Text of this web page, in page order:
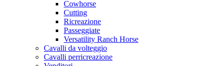
Cowhorse
Cutting
Ricreazione
Passeggiate
Versatility Ranch Horse
Cavalli da volteggio
Cavalli perricreazione